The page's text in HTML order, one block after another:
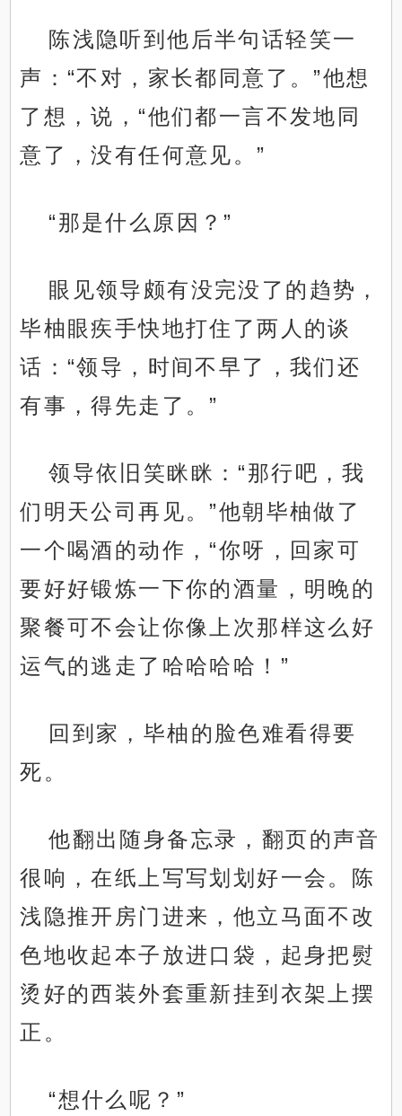
陈浅隐听到他后半句话轻笑一
声：“不对，家长都同意了。”他想
了想，说，“他们都一言不发地同
意了，没有任何意见。”
“那是什么原因？”
眼见领导颇有没完没了的趋势，
毕柚眼疾手快地打住了两人的谈
话：“领导，时间不早了，我们还
有事，得先走了。”
领导依旧笑眯眯：“那行吧，我
们明天公司再见。”他朝毕柚做了
一个喝酒的动作，“你呀，回家可
要好好锻炼一下你的酒量，明晚的
聚餐可不会让你像上次那样这么好
运气的逃走了哈哈哈哈！”
回到家，毕柚的脸色难看得要
死。
他翻出随身备忘录，翻页的声音
很响，在纸上写写划划好一会。陈
浅隐推开房门进来，他立马面不改
色地收起本子放进口袋，起身把熨
烫好的西装外套重新挂到衣架上摆
正。
“想什么呢？”